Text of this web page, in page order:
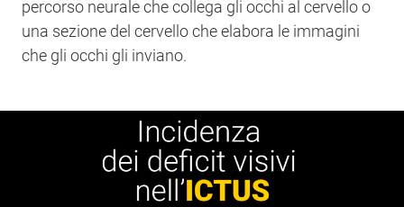
percorso neurale che collega gli occhi al cervello o
una sezione del cervello che elabora le immagini
che gli occhi gli inviano.